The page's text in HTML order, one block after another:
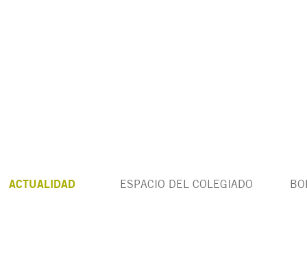
ACTUALIDAD ESPACIO DEL COLEGIADO